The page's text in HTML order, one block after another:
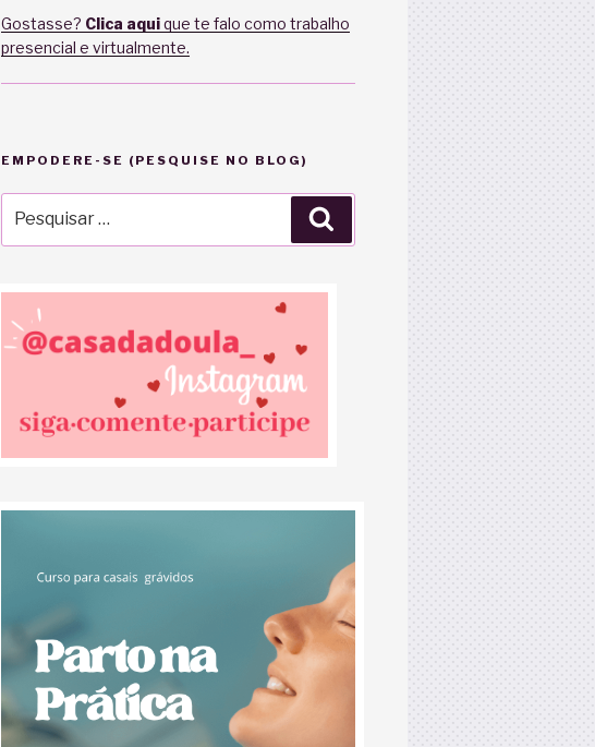
Gostasse? Clica aquique te falo como trabalho
presencial e virtualmente.
EMPODERE-SE (PESQUISE NO BLOG)
por: